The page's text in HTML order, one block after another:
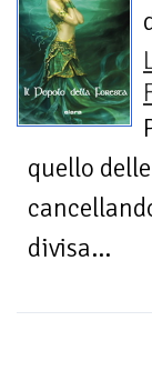
quello
divisa...